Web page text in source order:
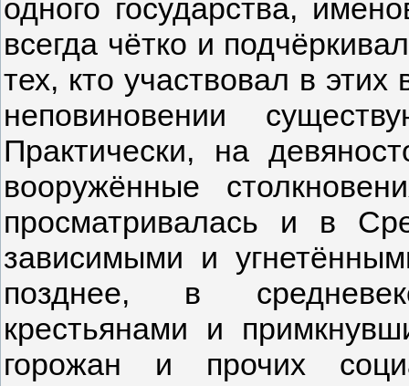
одного государства,
всегда чётко и
тех, кто участвовал в
неповиновении
Практически, на
вооружённые
просматривалась и в
зависимыми и
позднее, в
крестьянами и
горожан и прочих